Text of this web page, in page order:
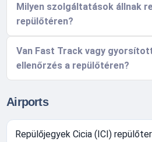
Milyen szolgáltatások állnak
repülőtéren?
Van Fast Track vagy
ellenőrzés a repülőtéren?
Airports
Repülőjegyek Cicia (ICI)